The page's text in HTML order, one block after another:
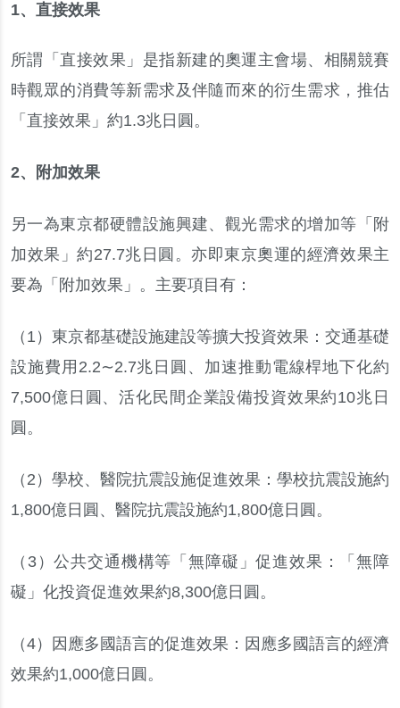
1、直接效果
所謂 「 直接效果 」 是指新建的奧運主會場、 相關競賽
時觀眾的消費等新需求及伴隨而來的衍生需求 ， 推估
「 直接效果 」 約1.3兆日圓 。
2、附加效果
另一為東京都硬體設施興建、 觀光需求的增加等 「 附
加效果 」約27.7兆日圓 。亦即東京奧運的經濟效果主
要為 「 附加效果 」。 主要項目有 ：
（ 1 ） 東京都基礎設施建設等擴大投資效果 ： 交通基礎
設施費用 2.2∼2.7兆日圓 、 加速推動電線桿地下化約
7,500億日圓 、活化民間企業設備投資效果約10兆日
圓 。
（ 2 ） 學校、 醫院抗震設施促進效果 ： 學校抗震設施約
1,800億日圓 、 醫院抗震設施約1,800億日圓 。
（ 3）公共交通機構等 「無障礙 」促進效果 ： 「無障
礙 」 化投資促進效果約8,300億日圓 。
（4） 因應多國語言的促進效果 ： 因應多國語言的經濟
效果約1,000億日圓 。